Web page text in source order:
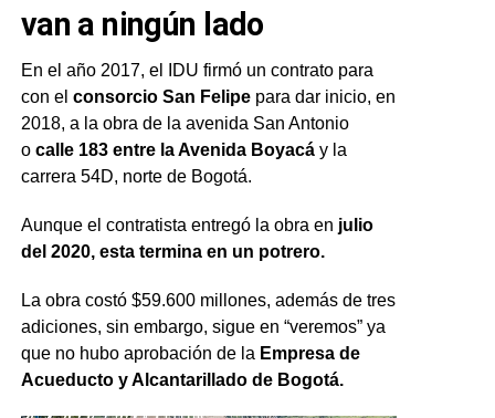
van a ningún lado
En el año 2017, el IDU firmó un contrato para
con el consorcio San Felipe para dar inicio, en
2018, a la obra de la avenida San Antonio
o calle 183 entre la Avenida Boyacá y la
carrera 54D, norte de Bogotá.
Aunque el contratista entregó la obra en julio
del 2020, esta termina en un potrero.
La obra costó $59.600 millones, además de tres
adiciones, sin embargo, sigue en “veremos” ya
que no hubo aprobación de la Empresa de
Acueducto y Alcantarillado de Bogotá.